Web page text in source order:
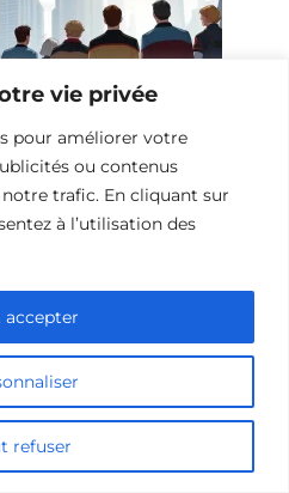
vie privée
pour améliorer votre
ou contenus
trafic. En cliquant sur
à l’utilisation des
refuser
accepter
sur l’espoir